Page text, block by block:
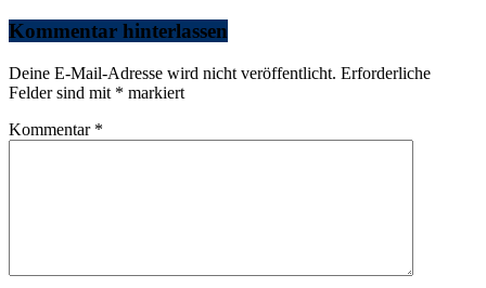
Kommentar hinterlassen
Deine E-Mail-Adresse wird nicht veröffentlicht. Erforderliche
Felder sind mit * markiert
Kommentar *